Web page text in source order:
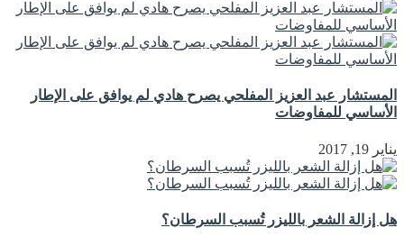
المستشار عبد العزيز المفلحي يصرح هادي لم يوافق على الإطار
الأساسي للمفاوضات
يناير 19, 2017
هل إزالة الشعر بالليزر تُسبب السرطان؟